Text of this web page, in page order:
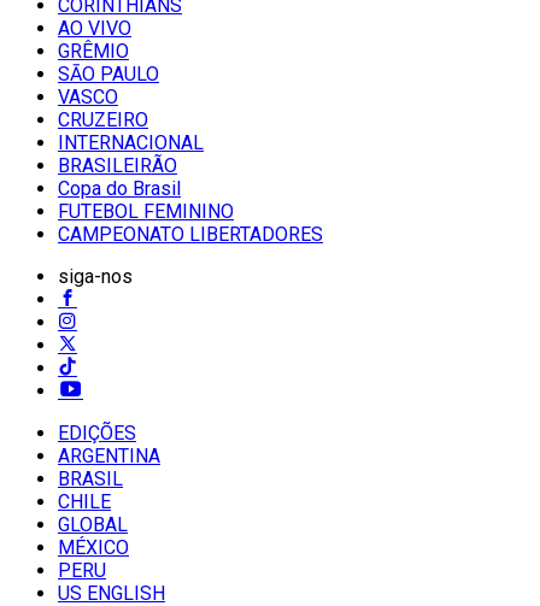
CORINTHIANS
AO VIVO
GRÊMIO
SĀO PAULO
VASCO
CRUZEIRO
INTERNACIONAL
BRASILEIRÃO
Copa do Brasil
FUTEBOL FEMININO
CAMPEONATO LIBERTADORES
siga-nos
EDIÇÕES
ARGENTINA
BRASIL
CHILE
GLOBAL
MÉXICO
PERU
US ENGLISH